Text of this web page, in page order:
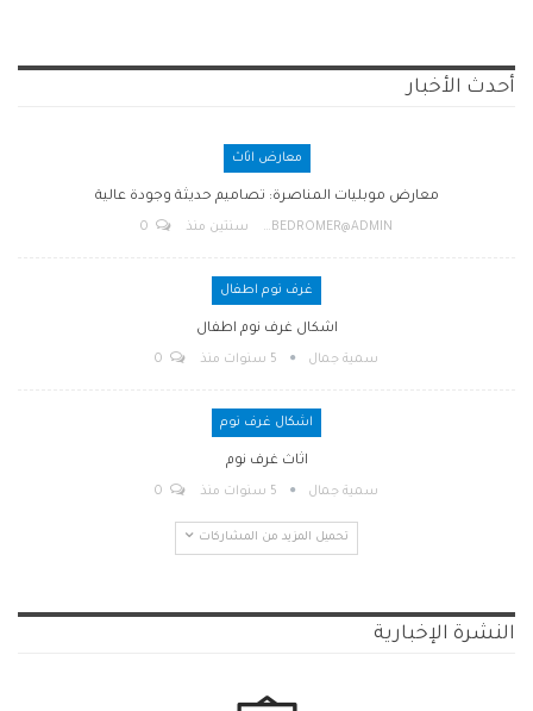
أحدث الأخبار
معارض اثاث
معارض موبليات المناصرة: تصاميم حديثة وجودة عالية
BEDROMER@ADMIN سنتين منذ
غرف نوم اطفال
اشكال غرف نوم اطفال
سمية جمال 5 سنوات منذ
اشكال غرف نوم
اثاث غرف نوم
سمية جمال 5 سنوات منذ
تحميل المزيد من المشاركات
النشرة الإخبارية